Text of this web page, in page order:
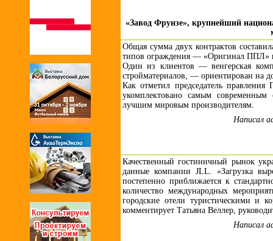
«Завод Фрунзе», крупнейший
Общая сумма двух контрактов
типов ограждения — «Оригинал ППЛ»
Один из клиентов — венгерская
стройматериалов, — ориентирован на
Как отметил председатель
укомплектовано самым
лучшим мировым производителям.
Написал
Качественный гостиничный рынок
данные компании JLL. «Загрузка
постепенно приближается к
количество международных
городские отели туристическими и
комментирует Татьяна Веллер,
Написал